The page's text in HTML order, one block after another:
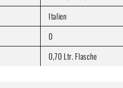
Italien
0
0,70 Ltr. Flasche